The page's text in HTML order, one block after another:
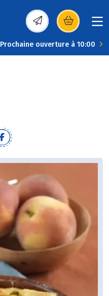
(s’ouvre dans une
Prochaine ouverture à 10:00